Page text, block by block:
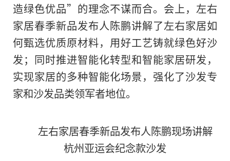
造绿色优品”的理念不谋而合。会上，左右
家居春季新品发布人陈鹏讲解了左右家居如
何甄选优质原材料，用好工艺铸就绿色好沙
发；同时推进智能化转型和智能家居研发，
实现家居的多种智能化场景，强化了沙发专
家和沙发品类领军者地位。
左右家居春季新品发布人陈鹏现场讲解
杭州亚运会纪念款沙发